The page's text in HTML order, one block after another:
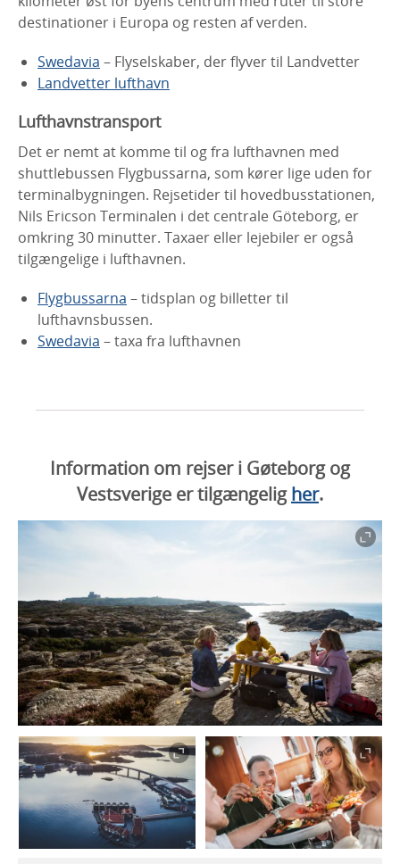
destinationer i Europa og resten af verden.
Swedavia – Flyselskaber, der flyver til Landvetter
Landvetter lufthavn
Lufthavnstransport
Det er nemt at komme til og fra lufthavnen med
shuttlebussen Flygbussarna, som kører lige uden for
terminalbygningen. Rejsetider til hovedbusstationen,
Nils Ericson Terminalen i det centrale Göteborg, er
omkring 30 minutter. Taxaer eller lejebiler er også
tilgængelige i lufthavnen.
Flygbussarna – tidsplan og billetter til
lufthavnsbussen.
Swedavia – taxa fra lufthavnen
Information om rejser i Gøteborg og
Vestsverige er tilgængeligher.